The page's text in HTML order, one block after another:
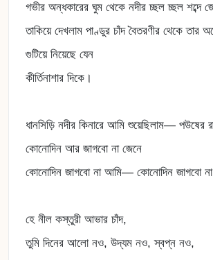
গভীর অন্ধকারের ঘুম থেকে নদীর চ্ছল চ্ছল শব্দে
তাকিয়ে দেখলাম পাণ্ডুর চাঁদ বৈতরণীর থেকে তার
গুটিয়ে নিয়েছে যেন
কীর্তিনাশার দিকে।
ধানসিড়ি নদীর কিনারে আমি শুয়েছিলাম— পউষের
কোনোদিন আর জাগবো না জেনে
কোনোদিন জাগবো না আমি— কোনোদিন জাগবো
হে নীল কস্তুরী আভার চাঁদ,
তুমি দিনের আলো নও, উদ্যম নও, স্বপ্ন নও,